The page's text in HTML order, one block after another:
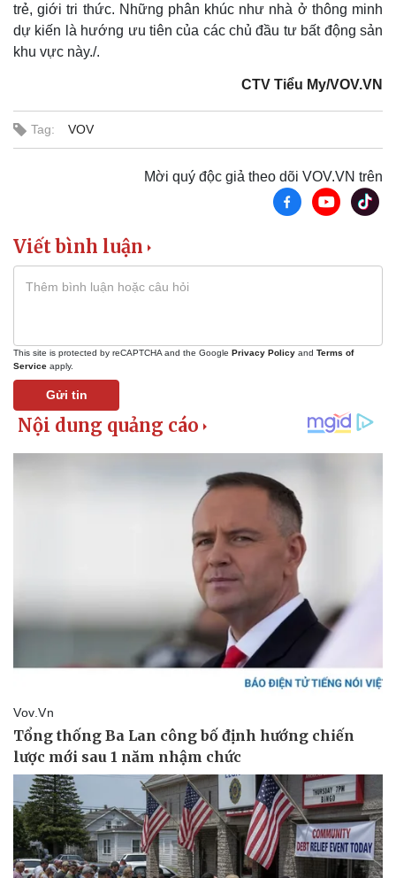
Thể thao
Bóng đá
Lịch thi đấu bóng đá
Thế giới thể thao
trẻ, giới tri thức. Những phân khúc như nhà ở thông minh
dự kiến là hướng ưu tiên của các chủ đầu tư bất động sản
khu vực này./.
CTV Tiểu My/VOV.VN
Tag: VOV
Mời quý độc giả theo dõi VOV.VN trên
Viết bình luận
This site is protected by reCAPTCHA and the Google Privacy Policy and Terms of
Service apply.
Gửi tin